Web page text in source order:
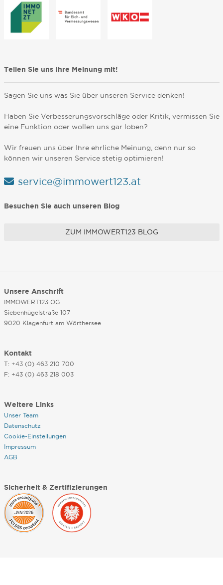
Teilen Sie uns Ihre Meinung mit!
Sagen Sie uns was Sie über unseren Service denken!
Haben Sie Verbesserungsvorschläge oder Kritik, vermissen Sie
eine Funktion oder wollen uns gar loben?
Wir freuen uns über Ihre ehrliche Meinung, denn nur so
können wir unseren Service stetig optimieren!
service@immowert123.at
Besuchen Sie auch unseren Blog
ZUM IMMOWERT123 BLOG
Unsere Anschrift
IMMOWERT123 OG
Siebenhügelstraße 107
9020 Klagenfurt am Wörthersee
Kontakt
T: +43 (0) 463 210 700
F: +43 (0) 463 218 003
Weitere Links
Unser Team
Datenschutz
Cookie-Einstellungen
Impressum
AGB
Sicherheit & Zertifizierungen